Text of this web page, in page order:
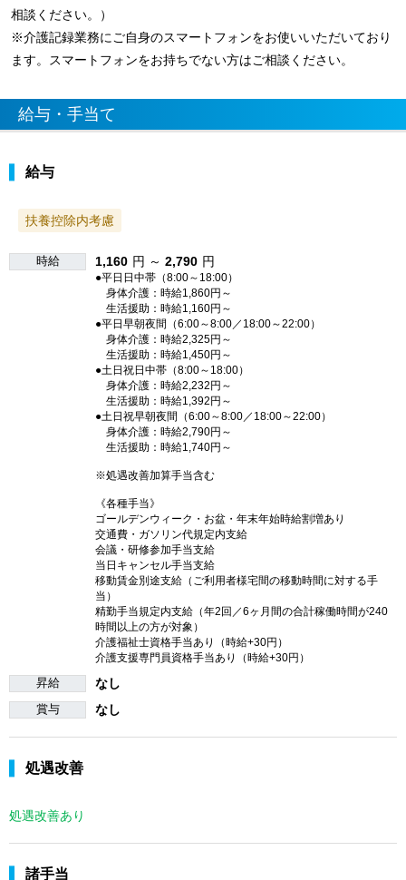
相談ください。）
※介護記録業務にご自身のスマートフォンをお使いいただいており
ます。スマートフォンをお持ちでない方はご相談ください。
給与・手当て
給与
扶養控除内考慮
時給 1,160 円 ～ 2,790 円
●平日日中帯（8:00～18:00）
身体介護：時給1,860円～
生活援助：時給1,160円～
●平日早朝夜間（6:00～8:00／18:00～22:00）
身体介護：時給2,325円～
生活援助：時給1,450円～
●土日祝日中帯（8:00～18:00）
身体介護：時給2,232円～
生活援助：時給1,392円～
●土日祝早朝夜間（6:00～8:00／18:00～22:00）
身体介護：時給2,790円～
生活援助：時給1,740円～
※処遇改善加算手当含む
《各種手当》
ゴールデンウィーク・お盆・年末年始時給割増あり
交通費・ガソリン代規定内支給
会議・研修参加手当支給
当日キャンセル手当支給
移動賃金別途支給（ご利用者様宅間の移動時間に対する手
当）
精勤手当規定内支給（年2回／6ヶ月間の合計稼働時間が240
時間以上の方が対象）
介護福祉士資格手当あり（時給+30円）
介護支援専門員資格手当あり（時給+30円）
昇給 なし
賞与 なし
処遇改善
処遇改善あり
諸手当